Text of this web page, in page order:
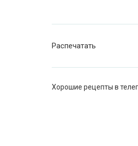
Распечатать
Хорошие рецепты в